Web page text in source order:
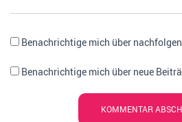
Benachrichtige mich über
Benachrichtige mich über neue